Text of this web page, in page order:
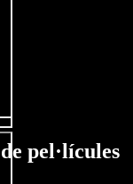
pel·lícules